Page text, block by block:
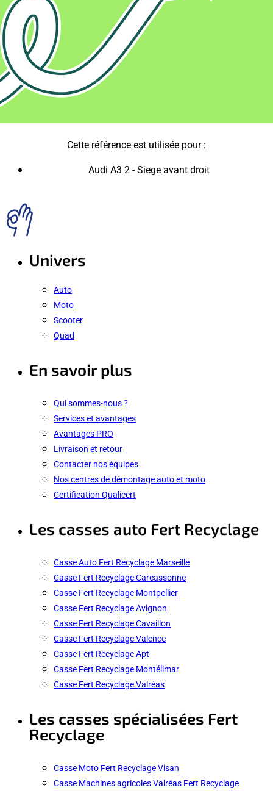
Cette référence est utilisée pour :
Audi A3 2 - Siege avant droit
Univers
Auto
Moto
Scooter
Quad
En savoir plus
Qui sommes-nous ?
Services et avantages
Avantages PRO
Livraison et retour
Contacter nos équipes
Nos centres de démontage auto et moto
Certification Qualicert
Les casses auto Fert Recyclage
Casse Auto Fert Recyclage Marseille
Casse Fert Recyclage Carcassonne
Casse Fert Recyclage Montpellier
Casse Fert Recyclage Avignon
Casse Fert Recyclage Cavaillon
Casse Fert Recyclage Valence
Casse Fert Recyclage Apt
Casse Fert Recyclage Montélimar
Casse Fert Recyclage Valréas
Les casses spécialisées Fert
Recyclage
Casse Moto Fert Recyclage Visan
Casse Machines agricoles Valréas Fert Recyclage